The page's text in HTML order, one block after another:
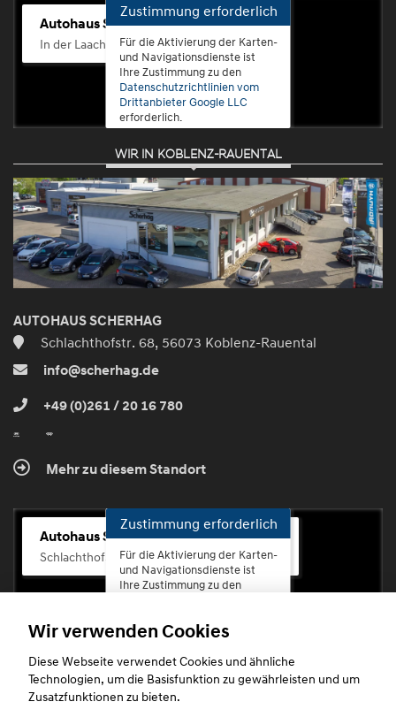
Autohaus Scherhag
In der Laach 76, 56072 Koblenz-Güls
Zustimmung erforderlich
Für die Aktivierung der Karten-
und Navigationsdienste ist
Ihre Zustimmung zu den
Datenschutzrichtlinien vom
Drittanbieter Google LLC
erforderlich.
Zustimmen
und
aktivieren
WIR IN KOBLENZ-RAUENTAL
AUTOHAUS SCHERHAG
Schlachthofstr. 68, 56073 Koblenz-Rauental
info@scherhag.de
+49 (0)261 / 20 16 780
Mehr zu diesem Standort
Autohaus Scherhag
Schlachthofstr. 68, 56073 Koblenz-Rauental
Zustimmung erforderlich
Für die Aktivierung der Karten-
und Navigationsdienste ist
Ihre Zustimmung zu den
erforderlich.
Zustimmen
Wir verwenden Cookies
Diese Webseite verwendet Cookies und ähnliche
Technologien, um die Basisfunktion zu gewährleisten und um
Zusatzfunktionen zu bieten.